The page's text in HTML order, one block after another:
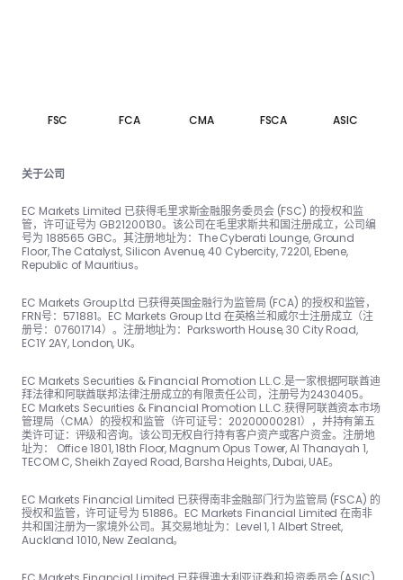
FSC FCA CMA FSCA ASIC
关于公司
EC Markets Limited 已获得毛里求斯金融服务委员会 (FSC) 的授权和监
管，许可证号为 GB21200130。该公司在毛里求斯共和国注册成立，公司编
号为 188565 GBC。其注册地址为：The Cyber​​ati Lounge, Ground
Floor, The Catalyst, Silicon Avenue, 40 Cyber​​city, 72201, Ebene,
Republic of Mauritius。
EC Markets Group Ltd 已获得英国金融行为监管局 (FCA) 的授权和监管，
FRN号：57188​​1。EC Markets Group Ltd 在英格兰和威尔士注册成立（注
册号：07601714）。注册地址为：Parksworth House, 30 City Road,
EC1Y 2AY, London, UK。
EC Markets Securities & Financial Promotion L.L.C.是一家根据阿联酋迪
拜法律和阿联酋联邦法律注册成立的有限责任公司，注册号为2430405。
EC Markets Securities & Financial Promotion L.L.C.获得阿联酋资本市场
管理局（CMA）的授权和监管（许可证号：20200000281），并持有第五
类许可证：评级和咨询。该公司无权自行持有客户资产或客户资金。注册地
址为： Office 1801, 18th Floor, Magnum Opus Tower, Al Thanayah 1,
TECOM C, Sheikh Zayed Road, Barsha Heights, Dubai, UAE。
EC Markets Financial Limited 已获得南非金融部门行为监管局 (FSCA) 的
授权和监管，许可证号为 51886。EC Markets Financial Limited 在南非
共和国注册为一家境外公司。其交易地址为：Level 1, 1 Albert Street,
Auckland 1010, New Zealand。